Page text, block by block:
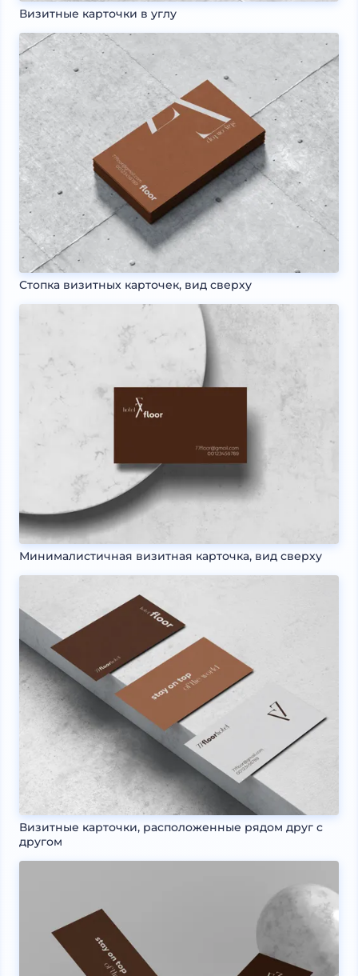
Визитные карточки в углу
Стопка визитных карточек, вид сверху
Минималистичная визитная карточка, вид сверху
Визитные карточки, расположенные рядом друг с
другом